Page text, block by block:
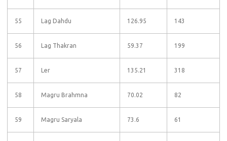
55 Lag Dahdu 126.95 143
56 Lag Thakran 59.37 199
57 Ler 135.21 318
58 Magru Brahmna 70.02 82
59 Magru Saryala 73.6 61